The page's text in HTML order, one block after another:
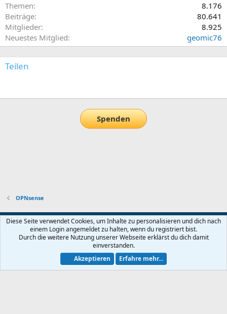
Themen
8.176
Beiträge
80.641
Mitglieder
8.925
Neuestes Mitglied
geomic76
Teilen
Spenden
OPNsense
Default-Theme
Nutzungsbedingungen
Datenschutz Hilfe und Impressum Start
Community platform by XenForo® © 2010-2026 XenForo Ltd.
Diese Seite verwendet Cookies, um Inhalte zu personalisieren und dich nach
einem Login angemeldet zu halten, wenn du registriert bist.
Durch die weitere Nutzung unserer Webseite erklärst du dich damit
einverstanden.
Akzeptieren
Erfahre mehr...